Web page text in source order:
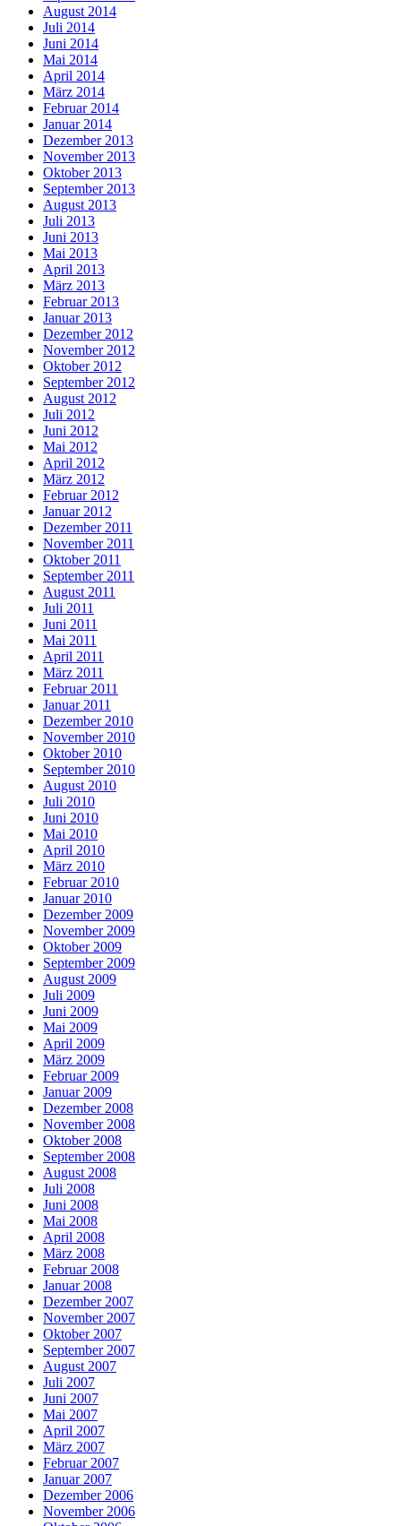
August 2014
Juli 2014
Juni 2014
Mai 2014
April 2014
März 2014
Februar 2014
Januar 2014
Dezember 2013
November 2013
Oktober 2013
September 2013
August 2013
Juli 2013
Juni 2013
Mai 2013
April 2013
März 2013
Februar 2013
Januar 2013
Dezember 2012
November 2012
Oktober 2012
September 2012
August 2012
Juli 2012
Juni 2012
Mai 2012
April 2012
März 2012
Februar 2012
Januar 2012
Dezember 2011
November 2011
Oktober 2011
September 2011
August 2011
Juli 2011
Juni 2011
Mai 2011
April 2011
März 2011
Februar 2011
Januar 2011
Dezember 2010
November 2010
Oktober 2010
September 2010
August 2010
Juli 2010
Juni 2010
Mai 2010
April 2010
März 2010
Februar 2010
Januar 2010
Dezember 2009
November 2009
Oktober 2009
September 2009
August 2009
Juli 2009
Juni 2009
Mai 2009
April 2009
März 2009
Februar 2009
Januar 2009
Dezember 2008
November 2008
Oktober 2008
September 2008
August 2008
Juli 2008
Juni 2008
Mai 2008
April 2008
März 2008
Februar 2008
Januar 2008
Dezember 2007
November 2007
Oktober 2007
September 2007
August 2007
Juli 2007
Juni 2007
Mai 2007
April 2007
März 2007
Februar 2007
Januar 2007
Dezember 2006
November 2006